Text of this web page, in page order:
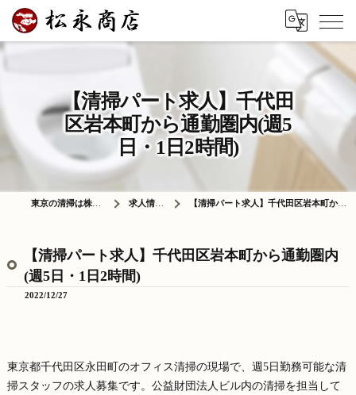
【清掃パート求人】千代田
区岩本町から通勤圏内(週5
日・1日2時間)
東京の清掃は株式会社松永商店 求人情報ブログ 【清掃パート求人】千代田区岩本町から通勤圏内(週5日・1日2時間)
【清掃パート求人】千代田区岩本町から通勤圏内
(週5日・1日2時間)
2022/12/27
東京都千代田区永田町のオフィス清掃の現場で、週5日勤務可能な清
掃スタッフの求人募集です。公益財団法人ビル内の清掃を担当して